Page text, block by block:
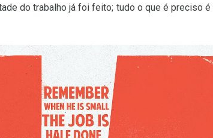
do trabalho já foi feito; tudo o que é preciso é